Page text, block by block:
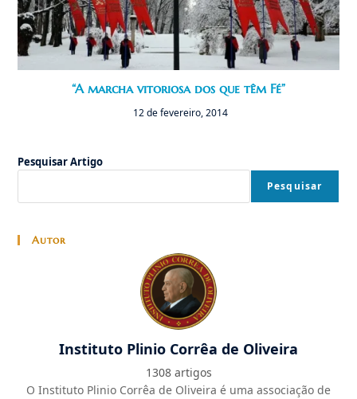
“A marcha vitoriosa dos que têm Fé”
12 de fevereiro, 2014
Pesquisar Artigo
Pesquisar
Autor
Instituto Plinio Corrêa de Oliveira
1308 artigos
O Instituto Plinio Corrêa de Oliveira é uma associação de